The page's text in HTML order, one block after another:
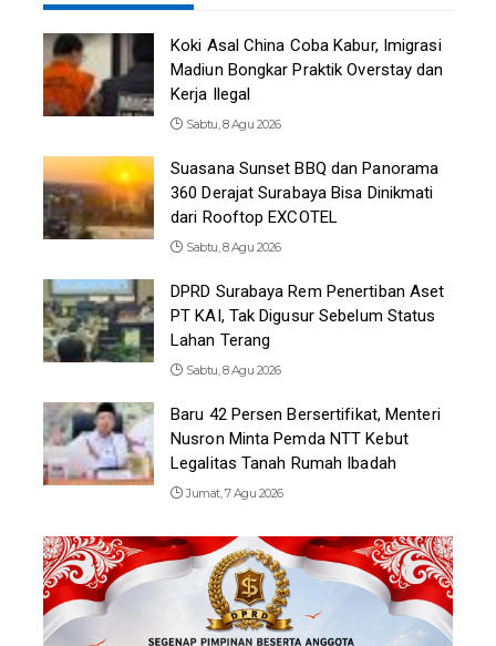
Koki Asal China Coba Kabur, Imigrasi
Madiun Bongkar Praktik Overstay dan
Kerja Ilegal
Sabtu, 8 Agu 2026
Suasana Sunset BBQ dan Panorama
360 Derajat Surabaya Bisa Dinikmati
dari Rooftop EXCOTEL
Sabtu, 8 Agu 2026
DPRD Surabaya Rem Penertiban Aset
PT KAI, Tak Digusur Sebelum Status
Lahan Terang
Sabtu, 8 Agu 2026
Baru 42 Persen Bersertifikat, Menteri
Nusron Minta Pemda NTT Kebut
Legalitas Tanah Rumah Ibadah
Jumat, 7 Agu 2026